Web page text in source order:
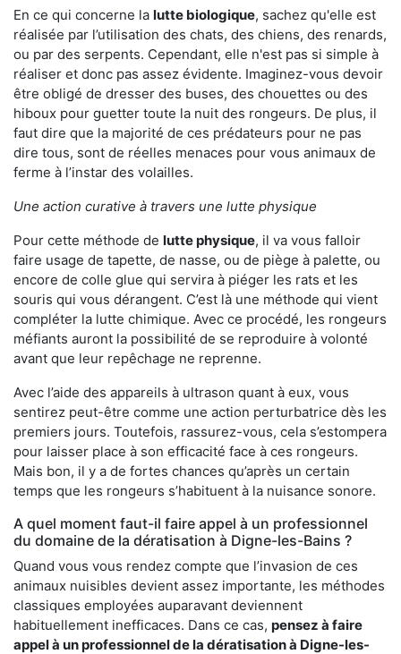
En ce qui concerne la lutte biologique, sachez qu'elle est
réalisée par l’utilisation des chats, des chiens, des renards,
ou par des serpents. Cependant, elle n'est pas si simple à
réaliser et donc pas assez évidente. Imaginez-vous devoir
être obligé de dresser des buses, des chouettes ou des
hiboux pour guetter toute la nuit des rongeurs. De plus, il
faut dire que la majorité de ces prédateurs pour ne pas
dire tous, sont de réelles menaces pour vous animaux de
ferme à l’instar des volailles.
Une action curative à travers une lutte physique
Pour cette méthode de lutte physique, il va vous falloir
faire usage de tapette, de nasse, ou de piège à palette, ou
encore de colle glue qui servira à piéger les rats et les
souris qui vous dérangent. C’est là une méthode qui vient
compléter la lutte chimique. Avec ce procédé, les rongeurs
méfiants auront la possibilité de se reproduire à volonté
avant que leur repêchage ne reprenne.
Avec l’aide des appareils à ultrason quant à eux, vous
sentirez peut-être comme une action perturbatrice dès les
premiers jours. Toutefois, rassurez-vous, cela s’estompera
pour laisser place à son efficacité face à ces rongeurs.
Mais bon, il y a de fortes chances qu’après un certain
temps que les rongeurs s’habituent à la nuisance sonore.
A quel moment faut-il faire appel à un professionnel
du domaine de la dératisation à Digne-les-Bains ?
Quand vous vous rendez compte que l’invasion de ces
animaux nuisibles devient assez importante, les méthodes
classiques employées auparavant deviennent
habituellement inefficaces. Dans ce cas, pensez à faire
appel à un professionnel de la dératisation à Digne-les-